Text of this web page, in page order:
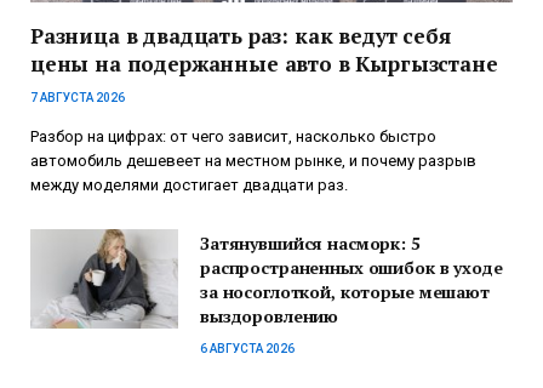
Разница в двадцать раз: как ведут себя
цены на подержанные авто в Кыргызстане
7 АВГУСТА 2026
Разбор на цифрах: от чего зависит, насколько быстро
автомобиль дешевеет на местном рынке, и почему разрыв
между моделями достигает двадцати раз.
Затянувшийся насморк: 5
распространенных ошибок в уходе
за носоглоткой, которые мешают
выздоровлению
6 АВГУСТА 2026